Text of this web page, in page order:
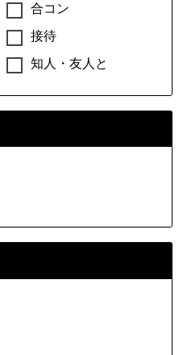
合コン
接待
知人・友人と